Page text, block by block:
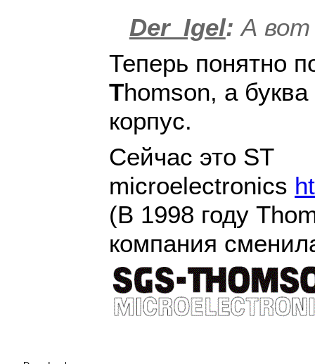
Der_Igel: А вот
Теперь понятно
Thomson, а буква
корпус.
Сейчас это ST
microelectronics
(В 1998 году
компания